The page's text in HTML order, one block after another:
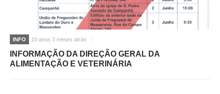
O GABINETE
APOIO AOS DESEMPREGADOS
APOIO ÀS EMPRESAS
OFERTAS DE EMPREGO
CONTACTO E HORÁRIO GIP
INFO 10 anos 3 meses atrás
INFORMAÇÃO DA DIREÇÃO GERAL DA
ALIMENTAÇÃO E VETERINÁRIA